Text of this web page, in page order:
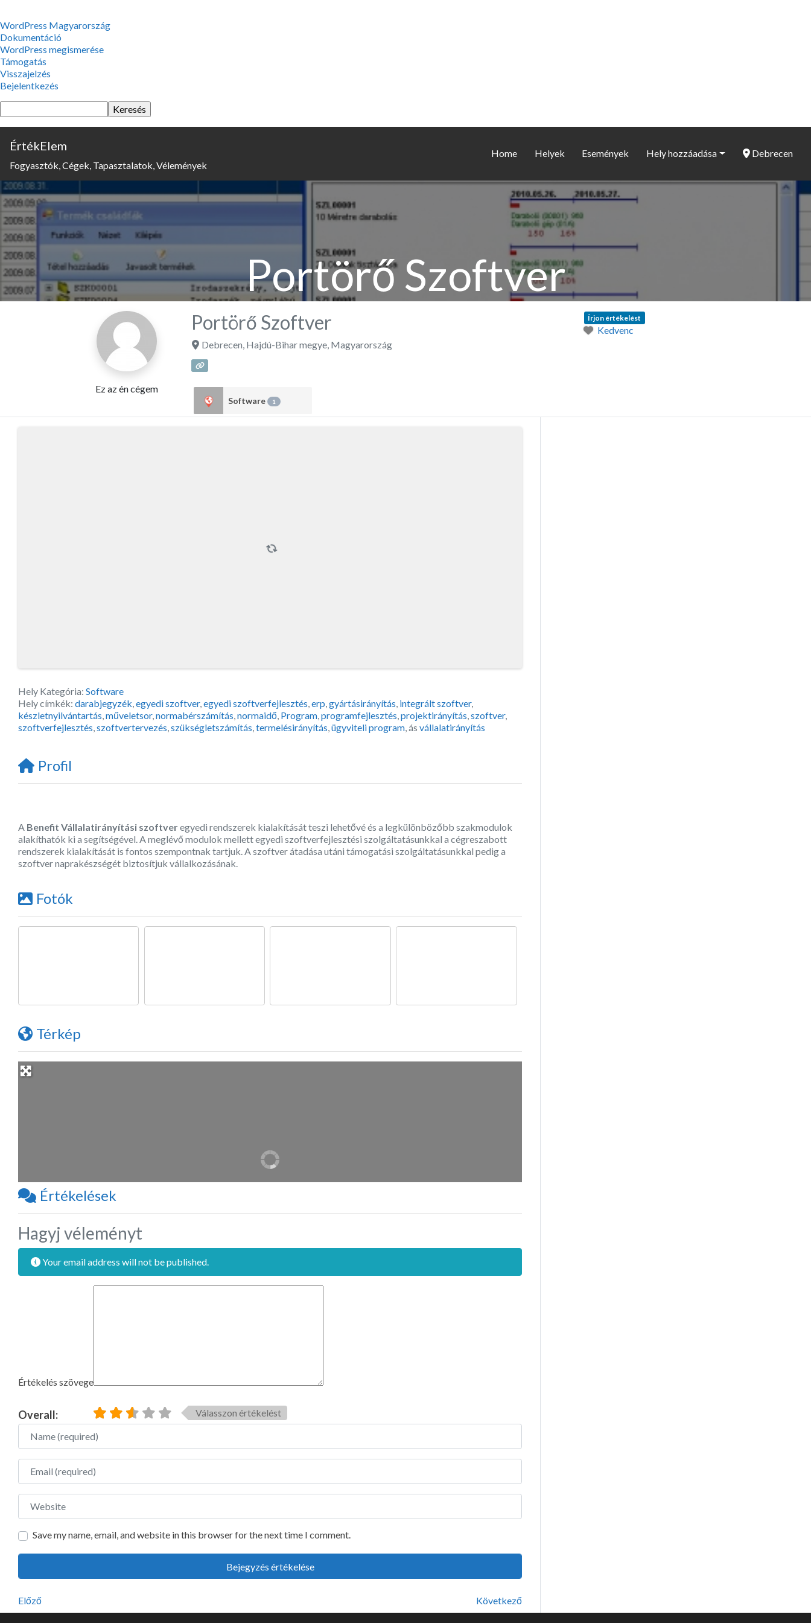
WordPress,
a
csodás
WordPress Magyarország
Dokumentáció
WordPress megismerése
Támogatás
Visszajelzés
Bejelentkezés
Keresés
ÉrtékElem
Fogyasztók, Cégek, Tapasztalatok, Vélemények
Home Helyek Események Hely hozzáadása Debrecen
Portörő Szoftver
Ez az én cégem
Portörő Szoftver
Debrecen, Hajdú-Bihar megye, Magyarország
Software 1
Írjon értékelést
Kedvenc
Hely Kategória: Software
Hely címkék: darabjegyzék,egyedi szoftver,egyedi szoftverfejlesztés,erp,gyártásirányítás, integrált szoftver,
készletnyilvántartás,műveletsor,normabérszámítás,normaidő, Program,programfejlesztés,projektirányítás,szoftver,
szoftverfejlesztés,szoftvertervezés,szükségletszámítás,termelésirányítás,ügyviteli program, ás vállalatirányítás
Profil
A Benefit Vállalatirányítási szoftveregyedi rendszerek kialakítását teszi lehetővé és a legkülönbözőbb szakmodulok
alakíthatók ki a segítségével. A meglévő modulok mellett egyedi szoftverfejlesztési szolgáltatásunkkal a cégreszabott
rendszerek kialakítását is fontos szempontnak tartjuk. A szoftver átadása utáni támogatási szolgáltatásunkkal pedig a
szoftver naprakészségét biztosítjuk vállalkozásának.
Fotók
Térkép
Értékelések
Hagyj véleményt
Your email address will not be published.
Értékelés szövege
Overall:
Válasszon értékelést
Name
Email
Website
Save my name, email, and website in this browser for the next time I comment.
Előző Következő